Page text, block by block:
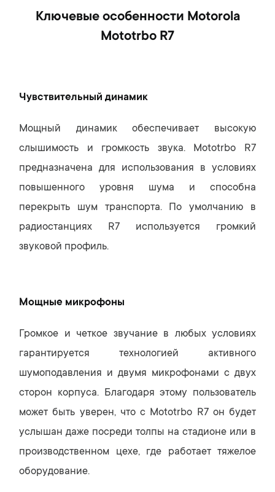
Ключевые особенности Motorola
Mototrbo R7
Чувствительный динамик
Мощный динамик обеспечивает высокую
слышимость и громкость звука. Mototrbo R7
предназначена для использования в условиях
повышенного уровня шума и способна
перекрыть шум транспорта. По умолчанию в
радиостанциях R7 используется громкий
звуковой профиль.
Мощные микрофоны
Громкое и четкое звучание в любых условиях
гарантируется технологией активного
шумоподавления и двумя микрофонами с двух
сторон корпуса. Благодаря этому пользователь
может быть уверен, что с Mototrbo R7 он будет
услышан даже посреди толпы на стадионе или в
производственном цехе, где работает тяжелое
оборудование.